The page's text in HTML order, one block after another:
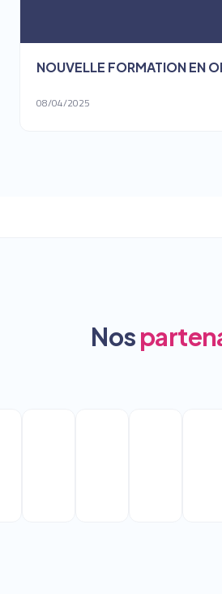
NOUVELLE FORMATION EN
08/04/2025
Nos